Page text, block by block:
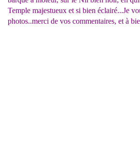
Temple majestueux et si bien éclairé...Je
photos..merci de vos commentaires, et à